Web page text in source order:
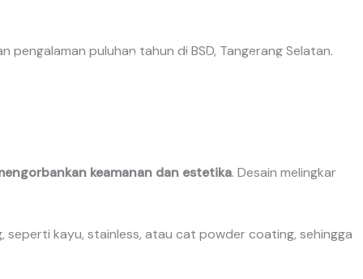
Lainnya Tentang Kami Kontak
pengalaman puluhan tahun di BSD, Tangerang Selatan.
keamanan dan estetika. Desain melingkar
seperti kayu, stainless, atau cat powder coating, sehingga